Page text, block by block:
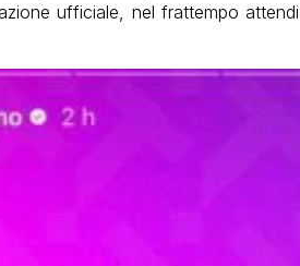
ufficiale, nel frattempo